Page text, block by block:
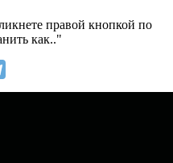
правой кнопкой по
как.."